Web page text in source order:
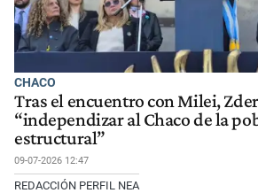
CHACO
Tras el encuentro con Milei,
“independizar al Chaco de la
estructural”
09-07-2026 12:47
REDACCIÓN PERFIL NEA